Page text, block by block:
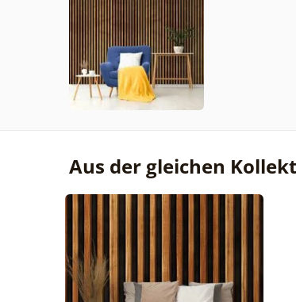
Aus der gleichen